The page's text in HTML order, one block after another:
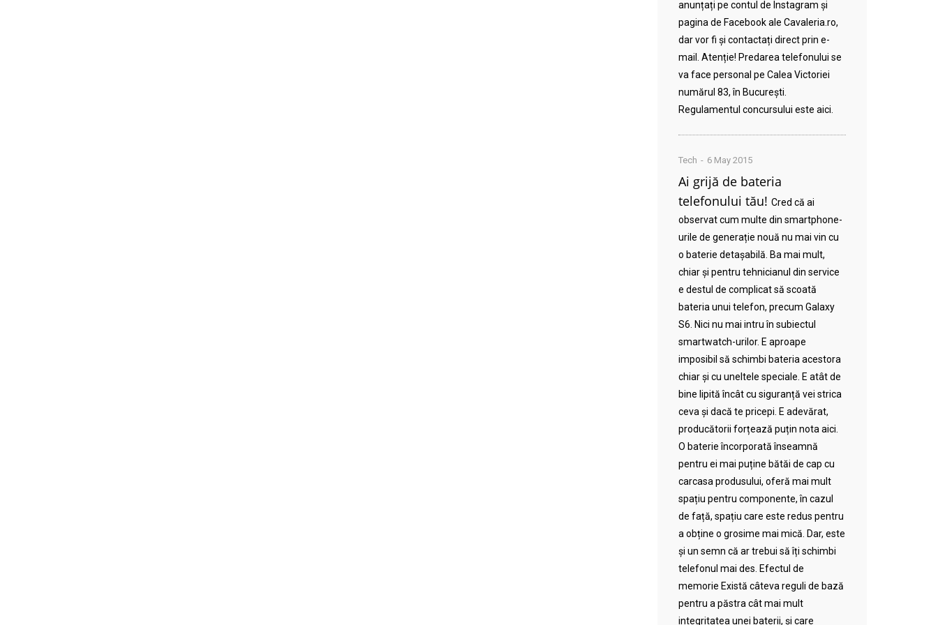
anunțați pe contul de Instagram și
pagina de Facebook ale Cavaleria.ro,
dar vor fi și contactați direct prin e-
mail. Atenție! Predarea telefonului se
va face personal pe Calea Victoriei
numărul 83, în București.
Regulamentul concursului este aici.
Tech 6 May 2015
Ai grijă de bateria
telefonului tău! Cred că ai
observat cum multe din smartphone-
urile de generație nouă nu mai vin cu
o baterie detașabilă. Ba mai mult,
chiar și pentru tehnicianul din service
e destul de complicat să scoată
bateria unui telefon, precum Galaxy
S6. Nici nu mai intru în subiectul
smartwatch-urilor. E aproape
imposibil să schimbi bateria acestora
chiar și cu uneltele speciale. E atât de
bine lipită încât cu siguranță vei strica
ceva și dacă te pricepi. E adevărat,
producătorii forțează puțin nota aici.
O baterie încorporată înseamnă
pentru ei mai puține bătăi de cap cu
carcasa produsului, oferă mai mult
spațiu pentru componente, în cazul
de față, spațiu care este redus pentru
a obține o grosime mai mică. Dar, este
și un semn că ar trebui să îți schimbi
telefonul mai des. Efectul de
memorie Există câteva reguli de bază
pentru a păstra cât mai mult
integritatea unei baterii, și care